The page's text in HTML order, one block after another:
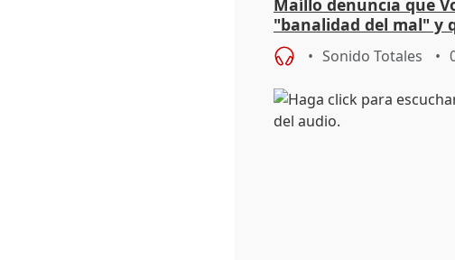
Maíllo denuncia que
"banalidad del mal" y
asume todas sus tesis
Sonido Totales